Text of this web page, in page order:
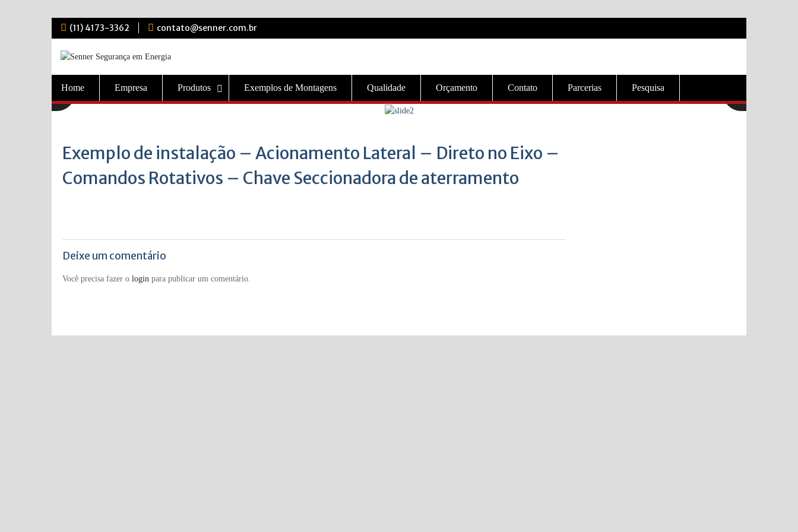
Skip
content
(11) 4173-3362 contato@senner.com.br
Home Empresa Produtos Exemplos de Montagens Qualidade Orçamento Contato Parcerias Pesquisa
Exemplo de instalação – Acionamento Lateral – Direto no Eixo –
Comandos Rotativos – Chave Seccionadora de aterramento
Deixe um comentário
Você precisa fazer o login para publicar um comentário.